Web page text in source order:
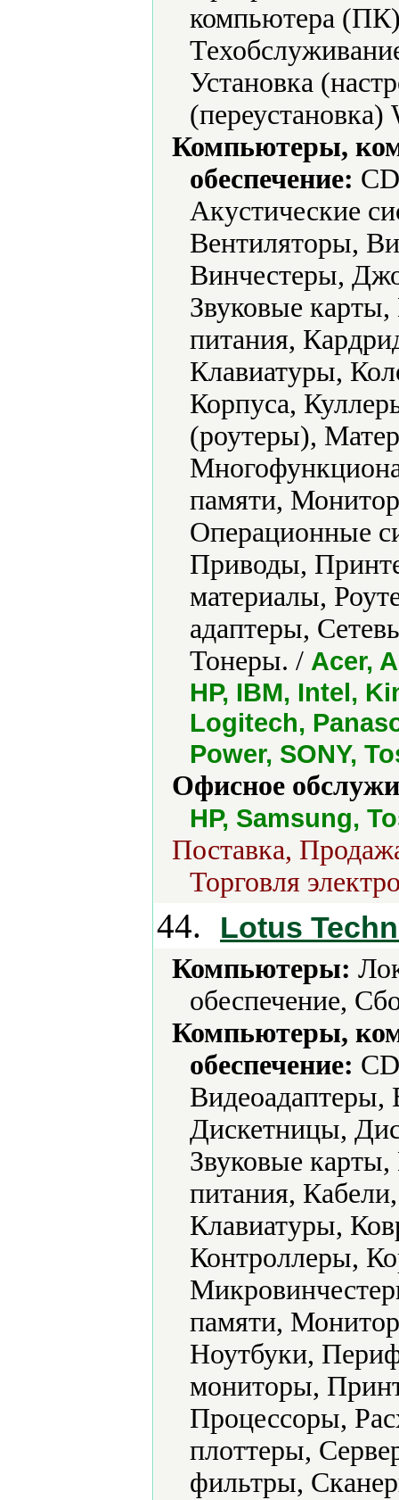
компьютера
Установка
Компьютеры,
обеспечение:
Акустические
Вентиляторы,
Винчестеры,
Звуковые
питания,
Клавиатуры,
Корпуса,
(роутеры),
памяти,
Операционные
Приводы,
материалы,
адаптеры,
Тонеры. / Acer,
HP, IBM, Intel,
Logitech,
Power, SONY,
Офисное
HP, Samsung,
Поставка,
Торговля
44. Lotus
Компьютеры:
обеспечение,
Компьютеры,
обеспечение:
Дискетницы,
Звуковые
питания,
Клавиатуры,
Контроллеры,
памяти,
Ноутбуки,
мониторы,
Процессоры,
плоттеры,
фильтры,